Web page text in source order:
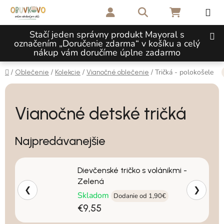
Prejsť na obsah
Stačí jeden správny produkt Mayoral s
označením „Doručenie zdarma“ v košíku a celý
nákup vám doručíme úplne zadarmo
Hľadať NÁKUPNÝ
Domov
/ Oblečenie / Kolekcie / Vianočné oblečenie / Tričká - polokošele
Vianočné detské tričká
Najpredávanejšie
Dievčenské tričko s volánikmi -
Zelená
Skladom Dodanie od 1,90€
€9,55
❮ ❯